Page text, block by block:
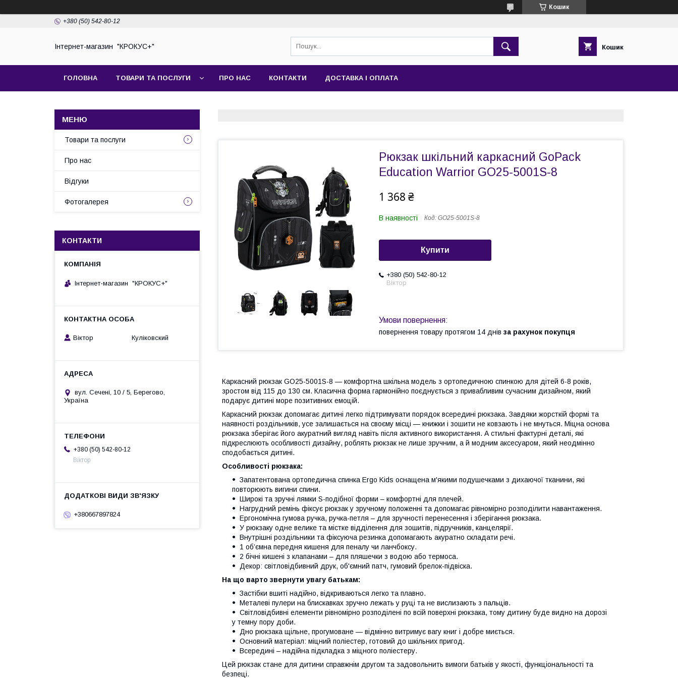
Кошик
+380 (50) 542-80-12
Інтернет-магазин "КРОКУС+" Кошик
ГОЛОВНА ТОВАРИ ТА ПОСЛУГИ ПРО НАС КОНТАКТИ ДОСТАВКА І ОПЛАТА
Рюкзак шкільний каркасний GoPack
Education Warrior GO25-5001S-8
1 368 ₴
В наявності Код: GO25-5001S-8
Купити
+380 (50) 542-80-12
Віктор
повернення товару протягом 14 днів за рахунок покупця
Каркасний рюкзак GO25-5001S-8 — комфортна шкільна модель з ортопедичною спинкою для дітей 6-8 років,
зростом від 115 до 130 см. Класична форма гармонійно поєднується з привабливим сучасним дизайном, який
подарує дитині море позитивних емоцій.
Каркасний рюкзак допомагає дитині легко підтримувати порядок всередині рюкзака. Завдяки жорсткій формі та
наявності роздільників, усе залишається на своєму місці — книжки і зошити не ковзають і не мнуться. Міцна основа
рюкзака зберігає його акуратний вигляд навіть після активного використання. А стильні фактурні деталі, які
підкреслюють особливості дизайну, роблять рюкзак не лише зручним, а й модним аксесуаром, який неодмінно
сподобається дитині.
Особливості рюкзака:
Запатентована ортопедична спинка Ergo Kids оснащена м'якими подушечками з дихаючої тканини, які
повторюють вигини спини.
Широкі та зручні лямки S-подібної форми – комфортні для плечей.
Нагрудний ремінь фіксує рюкзак у зручному положенні та допомагає рівномірно розподілити навантаження.
Ергономічна гумова ручка, ручка-петля – для зручності перенесення і зберігання рюкзака.
У рюкзаку одне велике та містке відділення для зошитів, підручників, канцелярії.
Внутрішні роздільники та фіксуюча резинка допомагають акуратно складати речі.
1 об’ємна передня кишеня для пеналу чи ланчбоксу.
2 бічні кишені з клапанами – для пляшечки з водою або термоса.
Декор: світловідбивний друк, об'ємний патч, гумовий брелок-підвіска.
На що варто звернути увагу батькам:
Застібки вшиті надійно, відкриваються легко та плавно.
Металеві пулери на блискавках зручно лежать у руці та не вислизають з пальців.
Світловідбивні елементи рівномірно розподілені по всій поверхні рюкзака, тому дитину буде видно на дорозі
у темну пору доби.
Дно рюкзака щільне, прогумоване — відмінно витримує вагу книг і добре миється.
Основний матеріал: міцний поліестер, готовий до шкільних пригод.
Всередині – надійна підкладка з міцного поліестеру.
Цей рюкзак стане для дитини справжнім другом та задовольнить вимоги батьків у якості, функціональності та
безпеці.
Товари та послуги
Про нас
Відгуки
Фотогалерея
КОНТАКТИ
Інтернет-магазин "КРОКУС+"
Віктор Куліковский
вул. Сечені, 10 / 5, Берегово,
Україна
+380 (50) 542-80-12
Віктор
+380667897824